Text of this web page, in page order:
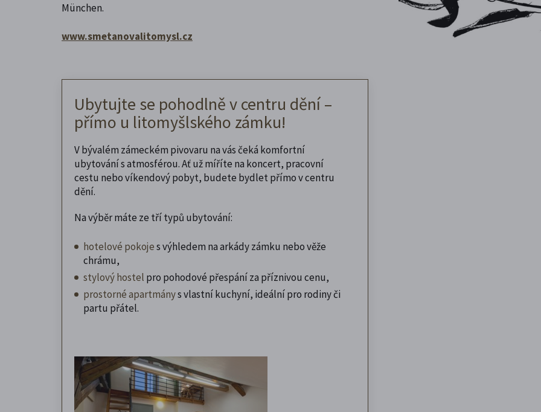
München.
www.smetanovalitomysl.cz
Ubytujte se pohodlně v centru dění –
přímo u litomyšlského zámku!
V bývalém zámeckém pivovaru na vás čeká komfortní
ubytování s atmosférou. Ať už míříte na koncert, pracovní
cestu nebo víkendový pobyt, budete bydlet přímo v centru
dění.
Na výběr máte ze tří typů ubytování:
hotelové pokojes výhledem na arkády zámku nebo věže
chrámu,
stylový hostel pro pohodové přespání za příznivou cenu,
prostorné apartmánys vlastní kuchyní, ideální pro rodiny či
partu přátel.